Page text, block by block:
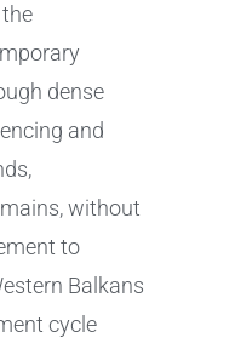
dense
and
without
to
Balkans
cycle